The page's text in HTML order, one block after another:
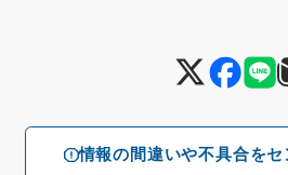
情報の間違いや不具合を